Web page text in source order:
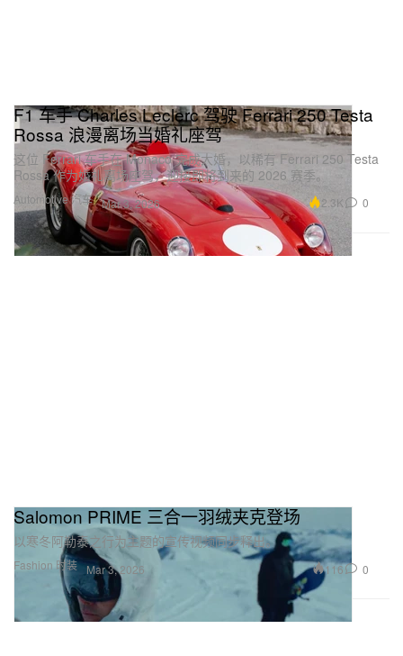
Automotive 汽车
F1 车手 Charles Leclerc 驾驶 Ferrari 250 Testa
Rossa 浪漫离场当婚礼座驾
这位 Ferrari 车手在 Monaco 完成大婚，以稀有 Ferrari 250 Testa
Rossa 作为婚礼离场座驾，迎接即将到来的 2026 赛季。
Mar 3, 2026 2.3K 0
Fashion 时装
Salomon PRIME 三合一羽绒夹克登场
以寒冬阿勒泰之行为主题的宣传视频同步释出。
Mar 3, 2026 116 0